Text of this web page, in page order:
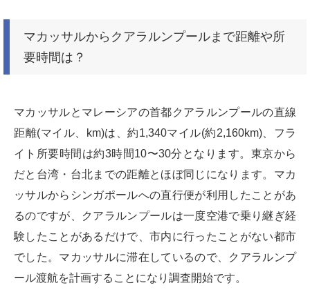
マカッサルからクアラルンプールまで距離や所
要時間は？
マカッサルとマレーシアの首都クアラルンプールの直線
距離(マイル、km)は、約1,340マイル(約2,160km)、フラ
イト所要時間は約3時間10〜30分となります。東京から
だと台湾・台北までの距離とほぼ同じになります。マカ
ッサルからシンガポールへの直行便が利用したことがあ
るのですが、クアラルンプールは一度空港で乗り継ぎ経
験したことがあるだけで、市内に行ったことがない都市
でした。マカッサルに滞在しているので、クアラルンプ
ール渡航を計画することになり調査開始です。